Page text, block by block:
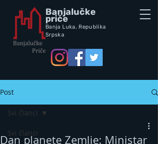
Banjalučke
priče
Banja Luka, Republika
Srpska
Post
Svi članci
Svi članci
Dan planete Zemlje: Ministar